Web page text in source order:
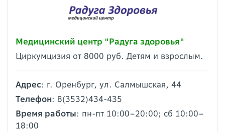
Медицинский центр "Радуга здоровья"
Циркумцизия от 8000 руб. Детям и взрослым.
Адрес: г. Оренбург, ул. Салмышская, 44
Телефон: 8(3532)434-435
Время работы: пн-пт 10:00–20:00; сб 10:00–
18:00